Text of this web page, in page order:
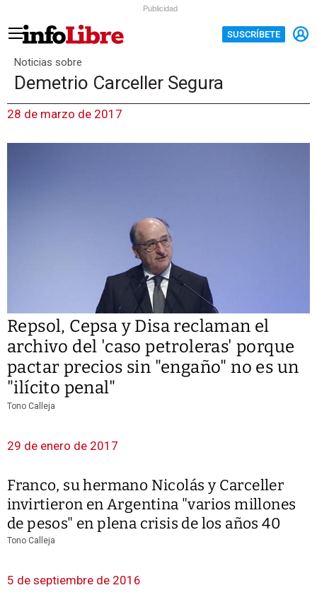
Publicidad
SUSCRÍBETE
Noticias sobre
Demetrio Carceller Segura
28 de marzo de 2017
Repsol, Cepsa y Disa reclaman el
archivo del 'caso petroleras' porque
pactar precios sin "engaño" no es un
"ilícito penal"
Tono Calleja
29 de enero de 2017
Franco, su hermano Nicolás y Carceller
invirtieron en Argentina "varios millones
de pesos" en plena crisis de los años 40
Tono Calleja
5 de septiembre de 2016